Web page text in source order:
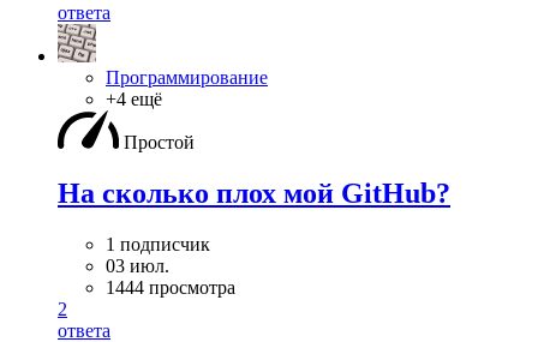
ответа
Программирование
+4 ещё
Простой
На сколько плох мой GitHub?
1 подписчик
03 июл.
1444 просмотра
2
ответа